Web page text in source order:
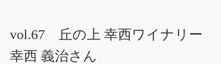
vol.67 丘の上 幸西ワイナリー
幸西 義治さん